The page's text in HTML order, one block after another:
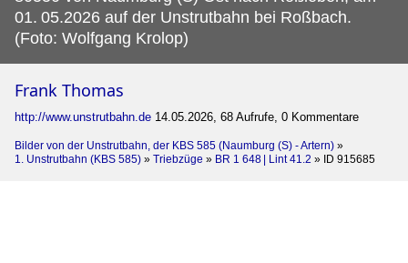
01. 05.2026 auf der Unstrutbahn bei Roßbach.
(Foto: Wolfgang Krolop)
Frank Thomas
http://www.unstrutbahn.de 14.05.2026, 68 Aufrufe, 0 Kommentare
Bilder von der Unstrutbahn, der KBS 585 (Naumburg (S) - Artern) »
1. Unstrutbahn (KBS 585) » Triebzüge » BR 1 648 | Lint 41.2 » ID 915685